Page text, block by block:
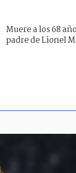
Muere a los 68
padre de Lionel